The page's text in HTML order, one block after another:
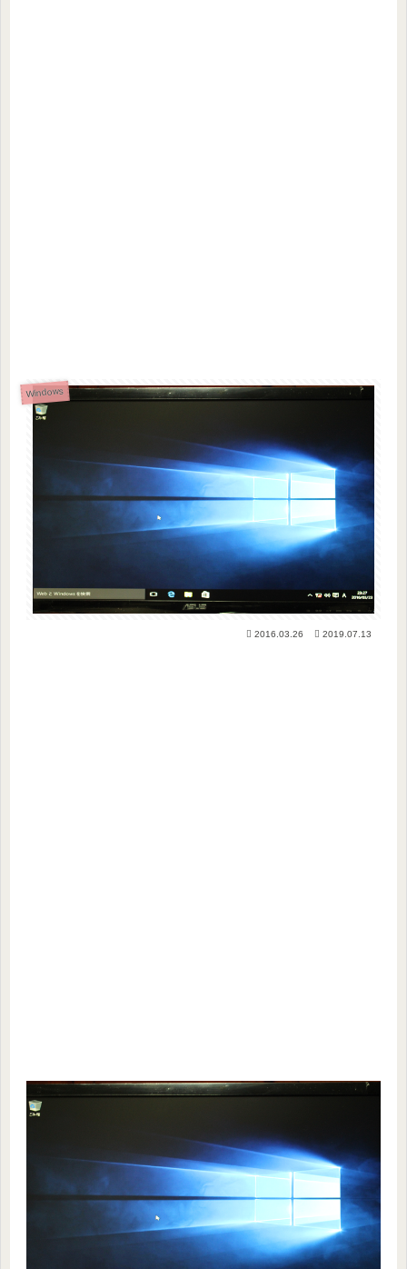
Windows
2016.03.26 2019.07.13